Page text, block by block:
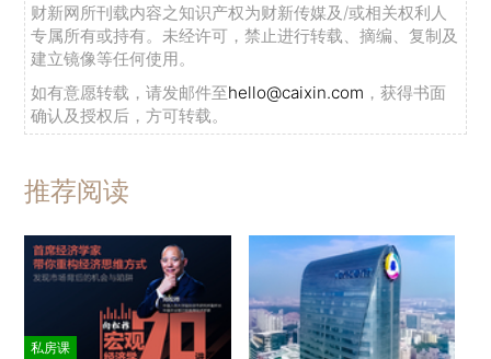
财新网所刊载内容之知识产权为财新传媒及/或相关权利人
专属所有或持有。未经许可，禁止进行转载、摘编、复制及
建立镜像等任何使用。
如有意愿转载，请发邮件至hello@caixin.com ，获得书面
确认及授权后，方可转载。
推荐阅读
私房课